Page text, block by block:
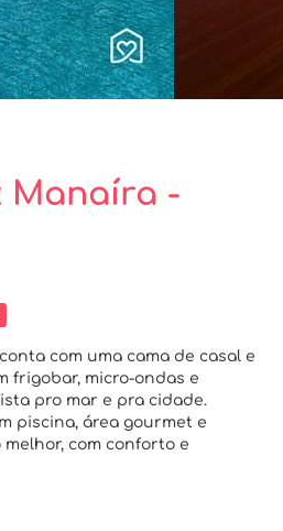
Manaíra -
com uma cama de casal e
frigobar, micro-ondas e
pro mar e pra cidade.
piscina, área gourmet e
com conforto e